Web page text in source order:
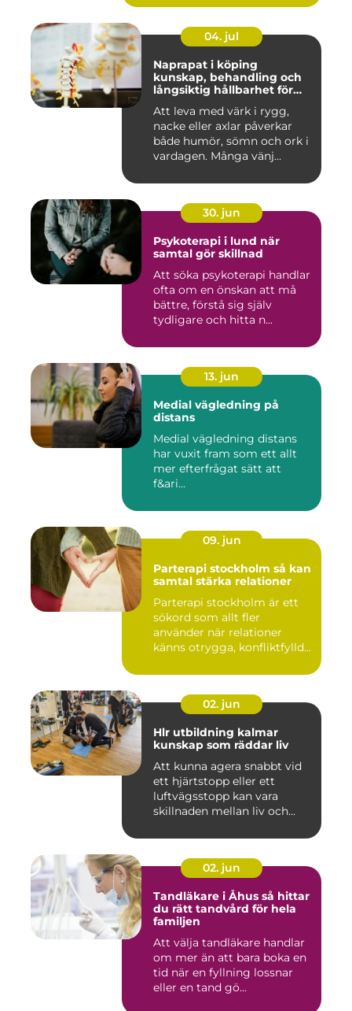
04. jul
Naprapat i köping
kunskap, behandling och
långsiktig hållbarhet för
Att leva med värk i rygg,
nacke eller axlar påverkar
både humör, sömn och ork i
vardagen. Många vänj...
30. jun
Psykoterapi i lund när
samtal gör skillnad
Att söka psykoterapi handlar
ofta om en önskan att må
bättre, förstå sig själv
tydligare och hitta n...
13. jun
Medial vägledning på
distans
Medial vägledning distans
har vuxit fram som ett allt
mer efterfrågat sätt att
f&ari...
09. jun
Parterapi stockholm så kan
samtal stärka relationer
Parterapi stockholm är ett
sökord som allt fler
använder när relationer
känns otrygga, konfliktfylld...
02. jun
Hlr utbildning kalmar
kunskap som räddar liv
Att kunna agera snabbt vid
ett hjärtstopp eller ett
luftvägsstopp kan vara
skillnaden mellan liv och...
02. jun
Tandläkare i Åhus så hittar
du rätt tandvård för hela
familjen
Att välja tandläkare handlar
om mer än att bara boka en
tid när en fyllning lossnar
eller en tand gö...